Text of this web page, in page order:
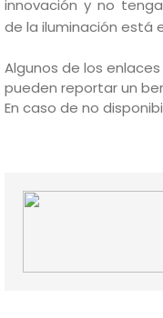
innovación y no
de la iluminación está
Algunos de los
pueden reportar un
En caso de no